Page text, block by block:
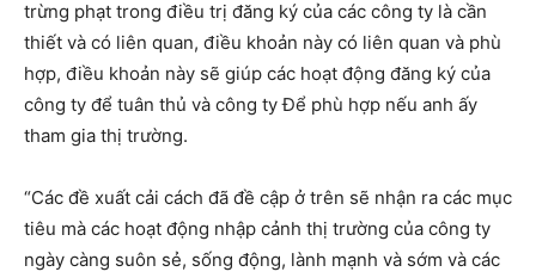
trừng phạt trong điều trị đăng ký của các công ty là cần
thiết và có liên quan, điều khoản này có liên quan và phù
hợp, điều khoản này sẽ giúp các hoạt động đăng ký của
công ty để tuân thủ và công ty Để phù hợp nếu anh ấy
tham gia thị trường.
“Các đề xuất cải cách đã đề cập ở trên sẽ nhận ra các mục
tiêu mà các hoạt động nhập cảnh thị trường của công ty
ngày càng suôn sẻ, sống động, lành mạnh và sớm và các